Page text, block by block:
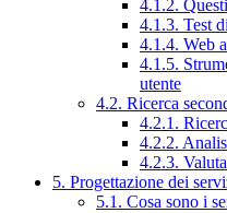
4.1.2.
4.1.3. Test
4.1.4. Web
4.1.5.
utente
4.2. Ricerca
4.2.1.
4.2.2.
4.2.3.
5. Progettazione dei
5.1. Cosa sono i